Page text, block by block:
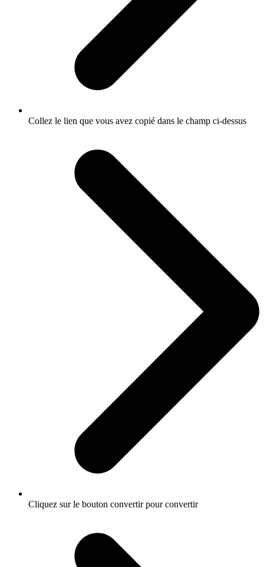
Collez le lien que vous avez copié dans le champ ci-dessus
Cliquez sur le bouton convertir pour convertir